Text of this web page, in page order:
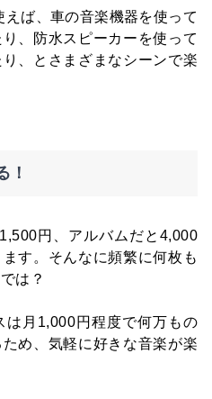
ば、車の音楽機器を使って
、防水スピーカーを使って
、とさまざまなシーンで楽
！
円、アルバムだと4,000
す。そんなに頻繁に何枚も
は？
は月1,000円程度で何万もの
め、気軽に好きな音楽が楽